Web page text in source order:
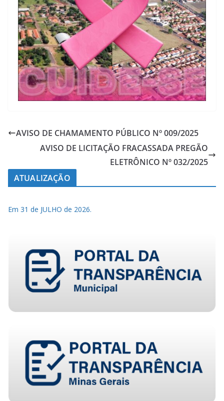
AVISO DE CHAMAMENTO PÚBLICO Nº 009/2025
AVISO DE LICITAÇÃO FRACASSADA PREGÃO
ELETRÔNICO Nº 032/2025
ATUALIZAÇÃO
Em 31 de JULHO de 2026.